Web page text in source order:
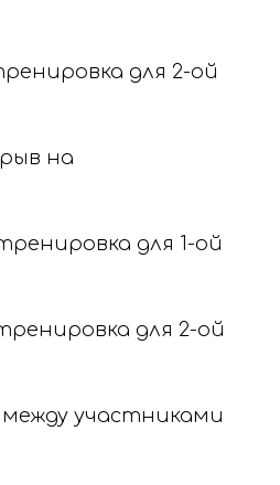
для 2-ой
на
для 1-ой
для 2-ой
участниками